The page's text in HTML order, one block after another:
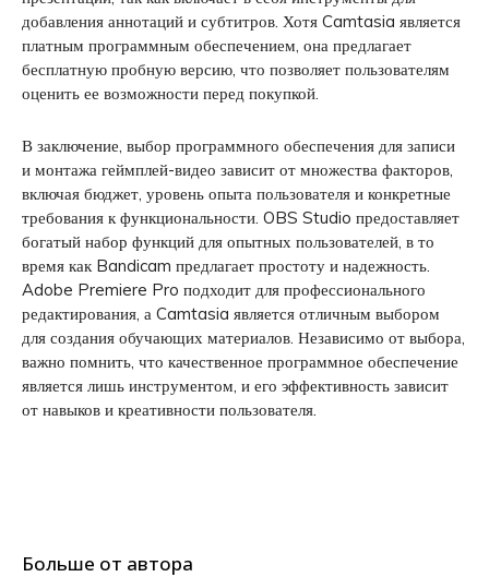
добавления аннотаций и субтитров. Хотя Camtasia является
платным программным обеспечением, она предлагает
бесплатную пробную версию, что позволяет пользователям
оценить ее возможности перед покупкой.
В заключение, выбор программного обеспечения для записи
и монтажа геймплей-видео зависит от множества факторов,
включая бюджет, уровень опыта пользователя и конкретные
требования к функциональности. OBS Studio предоставляет
богатый набор функций для опытных пользователей, в то
время как Bandicam предлагает простоту и надежность.
Adobe Premiere Pro подходит для профессионального
редактирования, а Camtasia является отличным выбором
для создания обучающих материалов. Независимо от выбора,
важно помнить, что качественное программное обеспечение
является лишь инструментом, и его эффективность зависит
от навыков и креативности пользователя.
Больше от автора